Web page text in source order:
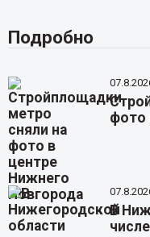
Подробно
фото
В